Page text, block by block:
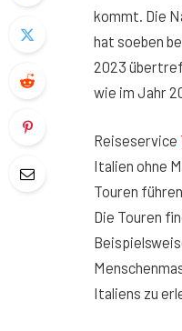
kommt. Die
hat soeben
2023
wie im Jahr
Reiseservice
Italien ohne
Touren
Die Touren
Italiens zu